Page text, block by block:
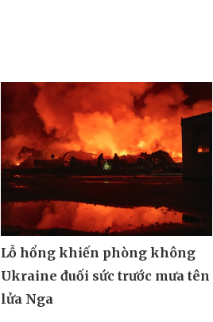
Lỗ hổng khiến phòng không
Ukraine đuối sức trước mưa tên
lửa Nga